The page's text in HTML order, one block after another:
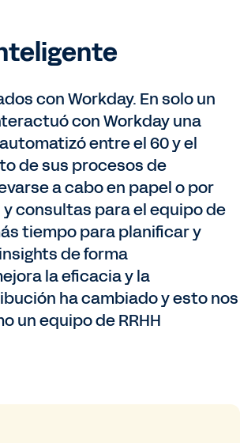
con Workday. En solo un
con Workday una
entre el 60 y el
de sus procesos de
a cabo en papel o por
consultas para el equipo de
tiempo para planificar y
de forma
la eficacia y la
ha cambiado y esto nos
un equipo de RRHH